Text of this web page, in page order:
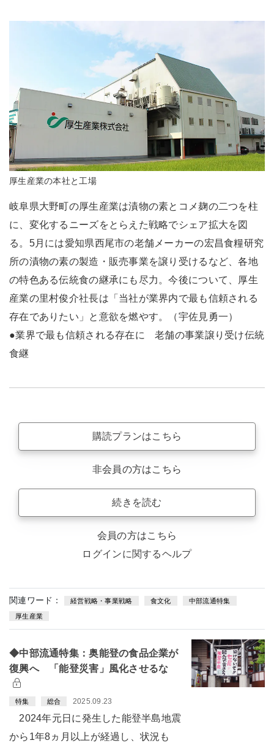
厚生産業の本社と工場
岐阜県大野町の厚生産業は漬物の素とコメ麹の二つを柱
に、変化するニーズをとらえた戦略でシェア拡大を図
る。5月には愛知県西尾市の老舗メーカーの宏昌食糧研究
所の漬物の素の製造・販売事業を譲り受けるなど、各地
の特色ある伝統食の継承にも尽力。今後について、厚生
産業の里村俊介社長は「当社が業界内で最も信頼される
存在でありたい」と意欲を燃やす。（宇佐見勇一）
●業界で最も信頼される存在に 老舗の事業譲り受け伝統
食継
購読プランはこちら
非会員の方はこちら
続きを読む
会員の方はこちら
ログインに関するヘルプ
関連ワード： 経営戦略・事業戦略 食文化 中部流通特集
厚生産業
◆中部流通特集：奥能登の食品企業が
復興へ 「能登災害」風化させるな
特集 総合 2025.09.23
2024年元日に発生した能登半島地震
から1年8ヵ月以上が経過し、状況も